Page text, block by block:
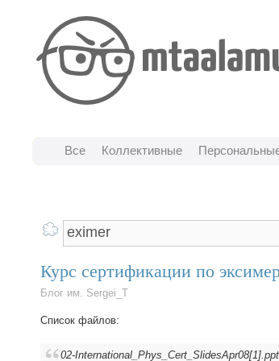
Все Коллективные
Курс сертификации по
Блог им. Sergei_T
Список файлов:
02-International_Phys_Cert_SlidesApr08[1].ppt